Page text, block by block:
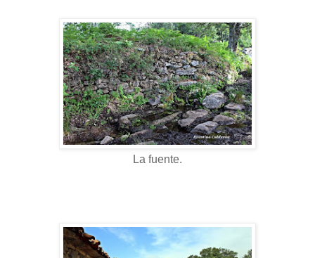
La fuente.